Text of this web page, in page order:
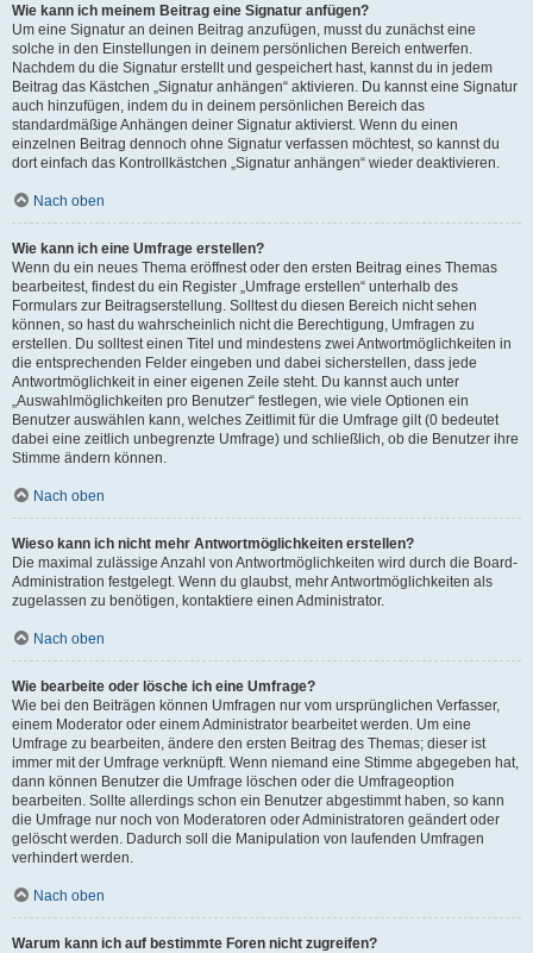
Wie kann ich meinem Beitrag eine Signatur anfügen?
Um eine Signatur an deinen Beitrag anzufügen, musst du zunächst eine
solche in den Einstellungen in deinem persönlichen Bereich entwerfen.
Nachdem du die Signatur erstellt und gespeichert hast, kannst du in jedem
Beitrag das Kästchen „Signatur anhängen“ aktivieren. Du kannst eine Signatur
auch hinzufügen, indem du in deinem persönlichen Bereich das
standardmäßige Anhängen deiner Signatur aktivierst. Wenn du einen
einzelnen Beitrag dennoch ohne Signatur verfassen möchtest, so kannst du
dort einfach das Kontrollkästchen „Signatur anhängen“ wieder deaktivieren.
Nach oben
Wie kann ich eine Umfrage erstellen?
Wenn du ein neues Thema eröffnest oder den ersten Beitrag eines Themas
bearbeitest, findest du ein Register „Umfrage erstellen“ unterhalb des
Formulars zur Beitragserstellung. Solltest du diesen Bereich nicht sehen
können, so hast du wahrscheinlich nicht die Berechtigung, Umfragen zu
erstellen. Du solltest einen Titel und mindestens zwei Antwortmöglichkeiten in
die entsprechenden Felder eingeben und dabei sicherstellen, dass jede
Antwortmöglichkeit in einer eigenen Zeile steht. Du kannst auch unter
„Auswahlmöglichkeiten pro Benutzer“ festlegen, wie viele Optionen ein
Benutzer auswählen kann, welches Zeitlimit für die Umfrage gilt (0 bedeutet
dabei eine zeitlich unbegrenzte Umfrage) und schließlich, ob die Benutzer ihre
Stimme ändern können.
Nach oben
Wieso kann ich nicht mehr Antwortmöglichkeiten erstellen?
Die maximal zulässige Anzahl von Antwortmöglichkeiten wird durch die Board-
Administration festgelegt. Wenn du glaubst, mehr Antwortmöglichkeiten als
zugelassen zu benötigen, kontaktiere einen Administrator.
Nach oben
Wie bearbeite oder lösche ich eine Umfrage?
Wie bei den Beiträgen können Umfragen nur vom ursprünglichen Verfasser,
einem Moderator oder einem Administrator bearbeitet werden. Um eine
Umfrage zu bearbeiten, ändere den ersten Beitrag des Themas; dieser ist
immer mit der Umfrage verknüpft. Wenn niemand eine Stimme abgegeben hat,
dann können Benutzer die Umfrage löschen oder die Umfrageoption
bearbeiten. Sollte allerdings schon ein Benutzer abgestimmt haben, so kann
die Umfrage nur noch von Moderatoren oder Administratoren geändert oder
gelöscht werden. Dadurch soll die Manipulation von laufenden Umfragen
verhindert werden.
Nach oben
Warum kann ich auf bestimmte Foren nicht zugreifen?